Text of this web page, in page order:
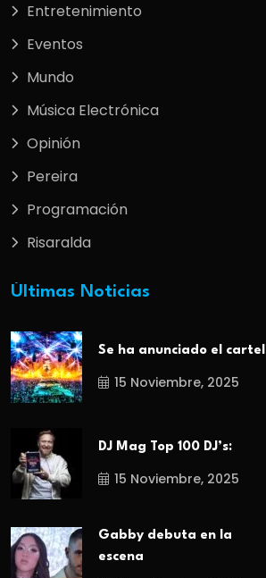
Entretenimiento
Eventos
Mundo
Música Electrónica
Opinión
Pereira
Programación
Risaralda
Últimas Noticias
Se ha anunciado el cartel
15 Noviembre, 2025
DJ Mag Top 100 DJ’s:
15 Noviembre, 2025
Gabby debuta en la
escena